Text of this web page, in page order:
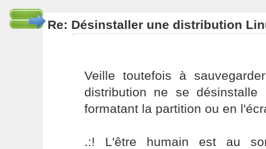
Re: Désinstaller une distribution
Veille toutefois à
distribution ne se désinstalle
formatant la partition ou en
.:! L'être humain est au